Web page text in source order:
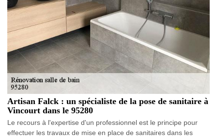
Artisan Falck : un spécialiste de la pose de sanitaire à
Vincourt dans le 95280
Le recours à l'expertise d'un professionnel est le principe pour
effectuer les travaux de mise en place de sanitaires dans les